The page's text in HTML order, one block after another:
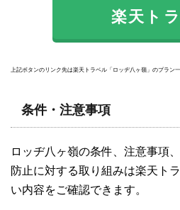
楽天ト
上記ボタンのリンク先は楽天トラベル「ロッヂ八ヶ嶺」のプラン一
条件・注意事項
ロッヂ八ヶ嶺の条件、注意事項
防止に対する取り組みは楽天ト
い内容をご確認できます。